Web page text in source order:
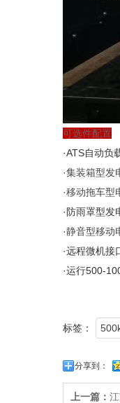
可选件配置
·ATS自动负
·集装箱型发
·移动拖车型
·防雨罩型发
·静音型移动
·远程微机接
·运行500-
标签：
分享到：
上一篇：